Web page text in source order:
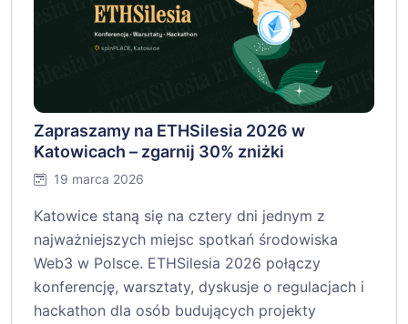
Zapraszamy na ETHSilesia 2026 w
Katowicach – zgarnij 30% zniżki
19 marca 2026
Katowice staną się na cztery dni jednym z
najważniejszych miejsc spotkań środowiska
Web3 w Polsce. ETHSilesia 2026 połączy
konferencję, warsztaty, dyskusje o regulacjach i
hackathon dla osób budujących projekty